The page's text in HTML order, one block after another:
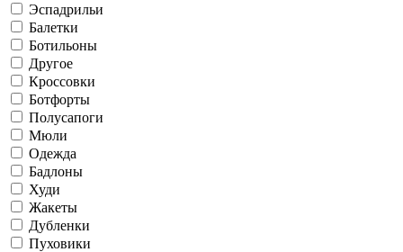
Эспадрильи
Балетки
Ботильоны
Другое
Кроссовки
Ботфорты
Полусапоги
Мюли
Одежда
Бадлоны
Худи
Жакеты
Дубленки
Пуховики